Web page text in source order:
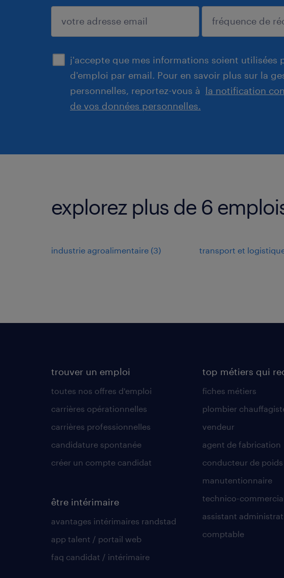
j'accepte que mes informations soient utilisées
d'emploi par email. Pour en savoir plus sur la
personnelles, reportez-vous à la notification
de vos données personnelles.
enregistrer
explorez plus de 6
industrie agroalimentaire (3) transport et
trouver un emploi
toutes nos offres d'emploi
carrières opérationnelles
carrières professionnelles
candidature spontanée
créer un compte candidat
être intérimaire
avantages intérimaires randstad
app talent / portail web
faq candidat / intérimaire
top métiers qui
fiches métiers
plombier
vendeur
agent de fabrication
conducteur de
manutentionnaire
technico-
assistant
comptable